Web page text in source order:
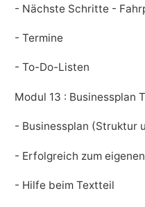
- Nächste Schritte -
- Termine
- To-Do-Listen
Modul 13 : Businessplan
- Businessplan (Struktur
- Erfolgreich zum
- Hilfe beim Textteil